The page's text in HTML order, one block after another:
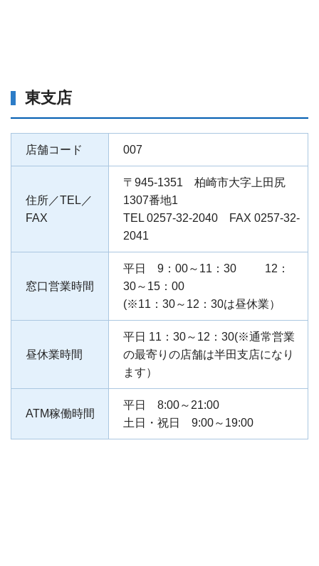
東支店
店舗コード 007
住所／TEL／
FAX
〒945-1351 柏崎市大字上田尻
1307番地1
TEL 0257-32-2040 FAX 0257-32-
2041
窓口営業時間
平日 9：00～11：30 12：
30～15：00
(※11：30～12：30は昼休業）
昼休業時間
平日 11：30～12：30(※通常営業
の最寄りの店舗は半田支店になり
ます）
ATM稼働時間
平日 8:00～21:00
土日・祝日 9:00～19:00